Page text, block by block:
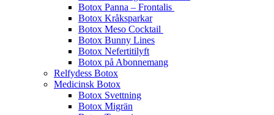
Botox Panna – Frontalis
Botox Kråksparkar
Botox Meso Cocktail
Botox Bunny Lines
Botox Nefertitilyft
Botox på Abonnemang
Relfydess Botox
Medicinsk Botox
Botox Svettning
Botox Migrän